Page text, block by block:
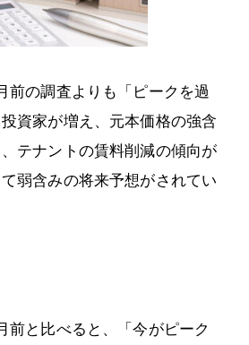
前の調査よりも「ピークを過
資家が増え、元本価格の強含
テナントの賃料削減の傾向が
弱含みの将来予想がされてい
前と比べると、「今がピーク